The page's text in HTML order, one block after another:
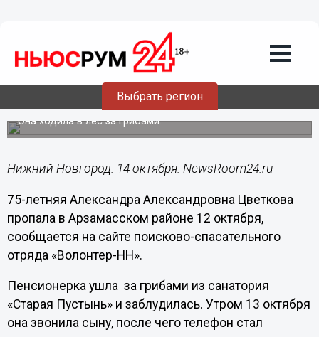
Выбрать регион
75-летняя Александра Цветкова
пропала и нашлась в Арзамасском
Она ходила в лес за грибами.
Нижний Новгород. 14 октября. NewsRoom24.ru -
75-летняя Александра Александровна Цветкова
пропала в Арзамасском районе 12 октября,
сообщается на сайте поисково-спасательного
отряда «Волонтер-НН».
Пенсионерка ушла за грибами из санатория
«Старая Пустынь» и заблудилась. Утром 13 октября
она звонила сыну, после чего телефон стал